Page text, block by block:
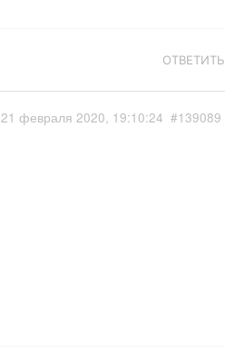
ОТВЕТИТЬ
21 февраля 2020, 19:10:24 #139089